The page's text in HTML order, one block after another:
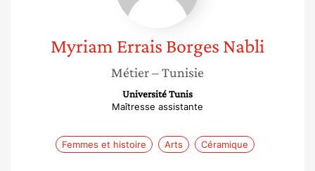
Myriam Errais Borges Nabli
Métier– Tunisie
Université Tunis
Maîtresse assistante
Femmes et histoire Arts Céramique